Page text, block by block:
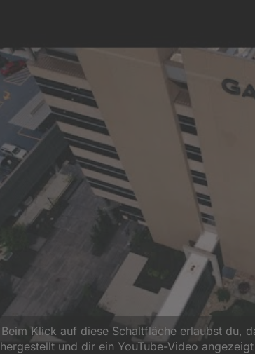
Beim Klick auf diese Schaltfläche erlaubst du,
hergestellt und dir ein YouTube-Video